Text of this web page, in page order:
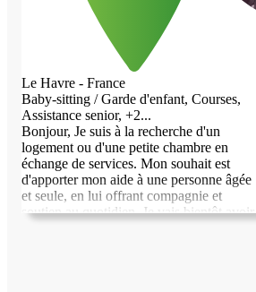
respectueux et bénéfique pour les deux
parties, dans lequel je pourrais contribuer
positivement tout en bénéficiant d’un
hébergement pendant mon séjour.
J’accorde beaucoup d’importance à la
gentillesse, à la confiance et à une bonne
communication. Merci de prendre le
temps de considérer mon profil. Je serais
ravie d’échanger davantage et de faire
votre connaissance. Cordialement,
Thanushree
Le Havre - France
Baby-sitting / Garde d'enfant, Courses,
Assistance senior, +2...
Bonjour, Je suis à la recherche d'un
logement ou d'une petite chambre en
échange de services. Mon souhait est
d'apporter mon aide à une personne âgée
et seule, en lui offrant compagnie et
soutien au quotidien. Je vais bientôt avoir